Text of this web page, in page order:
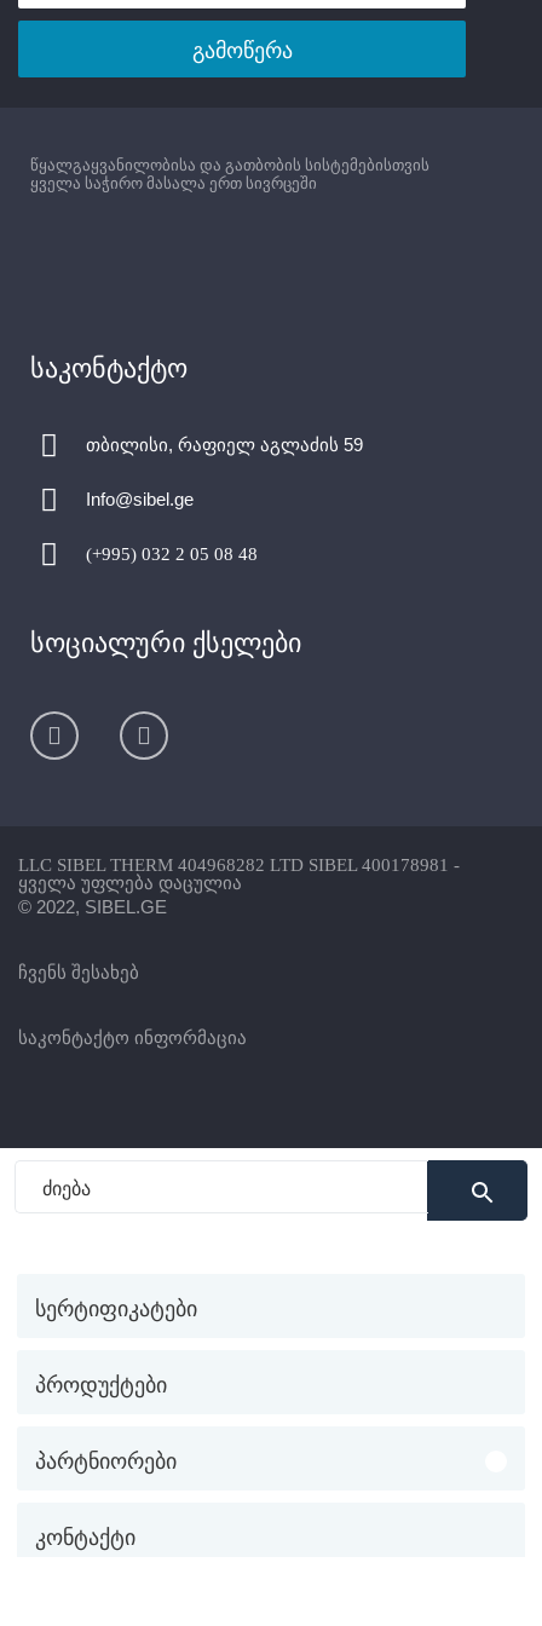
გამოწერა
წყალგაყვანილობისა და გათბობის სისტემებისთვის
ყველა საჭირო მასალა ერთ სივრცეში
საკონტაქტო
თბილისი, რაფიელ აგლაძის 59
Info@sibel.ge
(+995) 032 2 05 08 48
სოციალური ქსელები
LLC SIBEL THERM 404968282 LTD SIBEL 400178981 -
ყველა უფლება დაცულია
© 2022, SIBEL.GE
ჩვენს შესახებ
საკონტაქტო ინფორმაცია
სერტიფიკატები
პროდუქტები
პარტნიორები
კონტაქტი